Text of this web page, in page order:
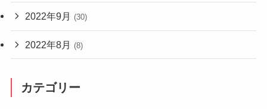
2022年9月 (30)
2022年8月 (8)
カテゴリー